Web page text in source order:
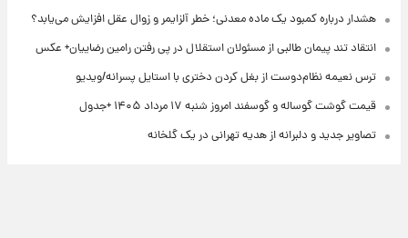
هشدار درباره کمبود یک ماده معدنی؛ خطر آلزایمر و زوال عقل افزایش می‌یابد؟
انتقاد تند پیمان طالبی از مسئولان استقلال در پی رفتن رامین رضاییان+ عکس
ترس نعیمه نظام‌دوست از بغل کردن دختری با استایل پسرانه/ویدیو
قیمت گوشت گوساله و گوسفند امروز شنبه ۱۷ مرداد ۱۴۰۵ +جدول
تصاویر جدید و دلبرانه از هدیه تهرانی در یک گلخانه